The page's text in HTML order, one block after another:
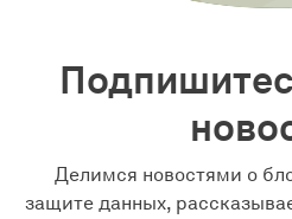
Делимся новостями о
защите данных,